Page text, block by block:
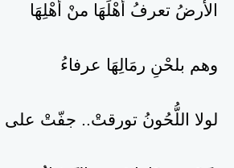
الأرضُ تعرفُ أهْلَهَا منْ أهْلِهَا
وهم بلحْنِ رمَالِهَا عرفاءُ
لولا اللُّحُونُ تورقتْ.. جفّتْ على